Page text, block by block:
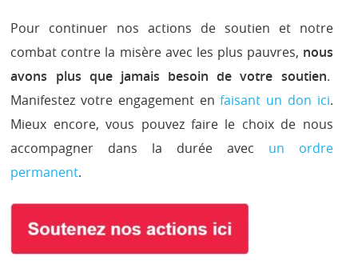
Pour continuer nos actions de soutien et notre
combat contre la misère avec les plus pauvres, nous
avons plus que jamais besoin de votre soutien.
Manifestez votre engagement enfaisant un don ici.
Mieux encore, vous pouvez faire le choix de nous
accompagner dans la durée avec un ordre
permanent.